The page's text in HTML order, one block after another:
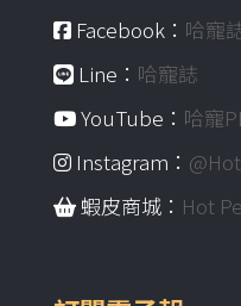
Facebook： 哈寵
Line： 哈寵誌
YouTube： 哈寵
Instagram：
蝦皮商城： Hot